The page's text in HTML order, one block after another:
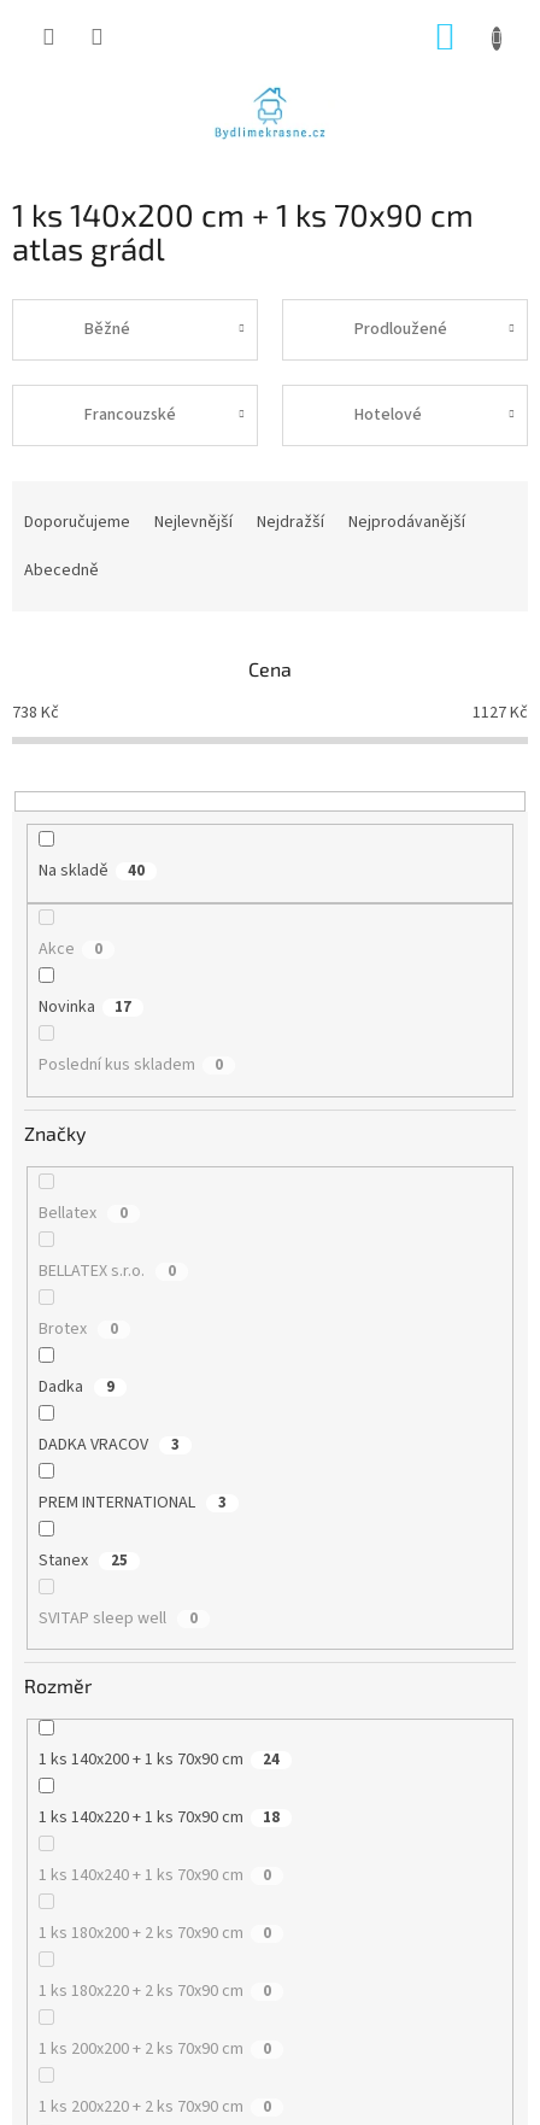
1 ks 140x200 cm + 1 ks 70x90 cm
atlas grádl
Běžné Prodloužené
Francouzské Hotelové
o
d
k
t
Doporučujeme Nejlevnější Nejdražší
Nejprodávanější
Abecedně
Cena
738 Kč 1127Kč
Na skladě 40
Akce 0
Novinka 17
Poslední kus skladem 0
Značky
Bellatex 0
BELLATEX s.r.o. 0
Brotex 0
Dadka 9
DADKA VRACOV 3
PREM INTERNATIONAL 3
Stanex 25
SVITAP sleep well 0
Rozměr
1 ks 140x200 + 1 ks 70x90 cm 24
1 ks 140x220 + 1 ks 70x90 cm 18
1 ks 140x240 + 1 ks 70x90 cm 0
1 ks 180x200 + 2 ks 70x90 cm 0
1 ks 180x220 + 2 ks 70x90 cm 0
1 ks 200x200 + 2 ks 70x90 cm 0
1 ks 200x220 + 2 ks 70x90 cm 0